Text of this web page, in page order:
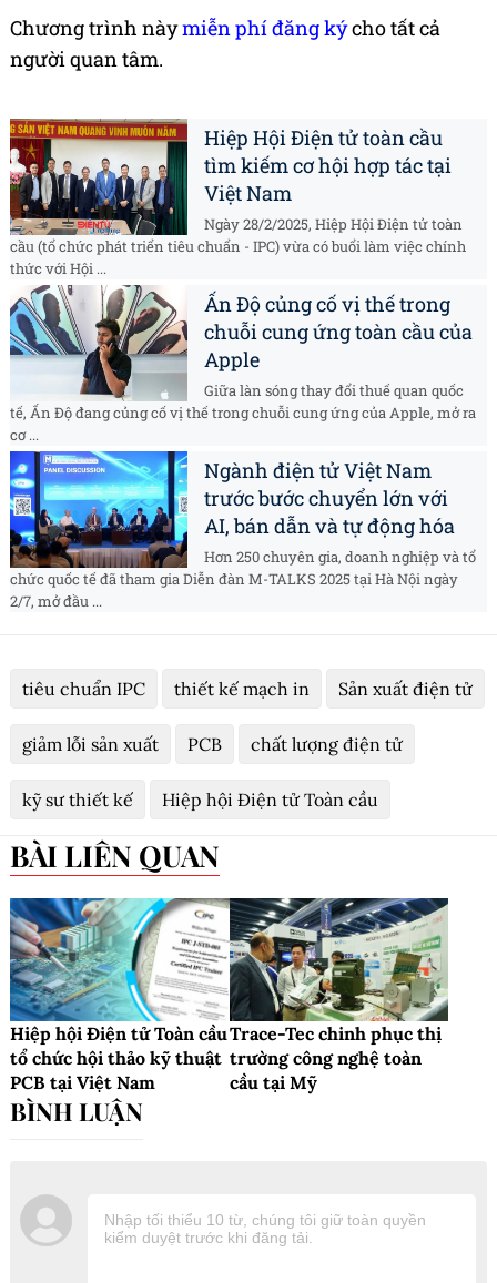
Chương trình nàymiễn phí đăng kýcho tất cả
người quan tâm.
Hiệp Hội Điện tử toàn cầu
tìm kiếm cơ hội hợp tác tại
Việt Nam
Ngày 28/2/2025, Hiệp Hội Điện tử toàn
cầu (tổ chức phát triển tiêu chuẩn - IPC) vừa có buổi làm việc chính
thức với Hội ...
Ấn Độ củng cố vị thế trong
chuỗi cung ứng toàn cầu của
Apple
Giữa làn sóng thay đổi thuế quan quốc
tế, Ấn Độ đang củng cố vị thế trong chuỗi cung ứng của Apple, mở ra
cơ ...
Ngành điện tử Việt Nam
trước bước chuyển lớn với
AI, bán dẫn và tự động hóa
Hơn 250 chuyên gia, doanh nghiệp và tổ
chức quốc tế đã tham gia Diễn đàn M-TALKS 2025 tại Hà Nội ngày
2/7, mở đầu ...
tiêu chuẩn IPC thiết kế mạch in Sản xuất điện tử
giảm lỗi sản xuất PCB chất lượng điện tử
kỹ sư thiết kế Hiệp hội Điện tử Toàn cầu
BÀI LIÊN QUAN
Hiệp hội Điện tử Toàn cầu
tổ chức hội thảo kỹ thuật
PCB tại Việt Nam
Trace-Tec chinh phục thị
trường công nghệ toàn
cầu tại Mỹ